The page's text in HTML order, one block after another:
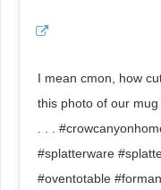
I mean cmon, how
this photo of our
. . .
#splatterware
#oventotable